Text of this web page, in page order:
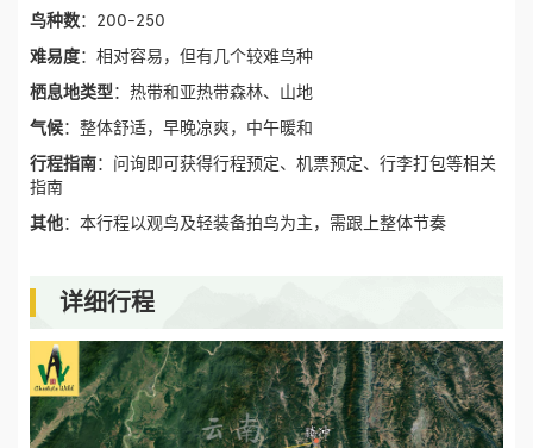
鸟种数：200-250
难易度：相对容易，但有几个较难鸟种
栖息地类型：热带和亚热带森林、山地
气候：整体舒适，早晚凉爽，中午暖和
行程指南：问询即可获得行程预定、机票预定、行李打包等相关
指南
其他：本行程以观鸟及轻装备拍鸟为主，需跟上整体节奏
详细行程